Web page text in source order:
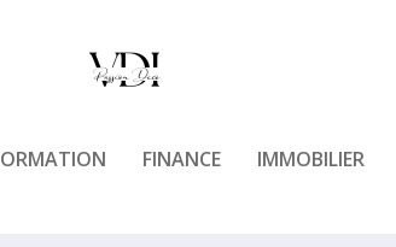
FINANCE IMMOBILIER